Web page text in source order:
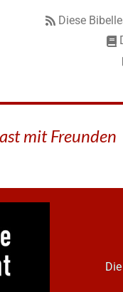
Diese
mit Freunden